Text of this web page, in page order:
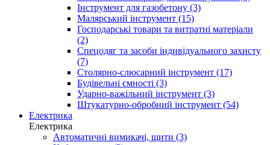
Інструмент для газобетону (3)
Малярський інструмент (15)
Господарські товари та витратні матеріали
(2)
Спецодяг та засоби індивідуального захисту
(7)
Столярно-слюсарний інструмент (17)
Будівельні ємності (3)
Ударно-важільний інструмент (3)
Штукатурно-обробний інструмент (54)
Електрика
Електрика
Автоматичні вимикачі, щити (3)